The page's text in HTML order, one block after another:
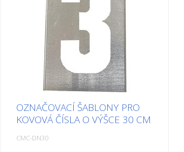
OZNAČOVACÍ ŠABLONY PRO
KOVOVÁ ČÍSLA O VÝŠCE 30 CM
CMC-DN30